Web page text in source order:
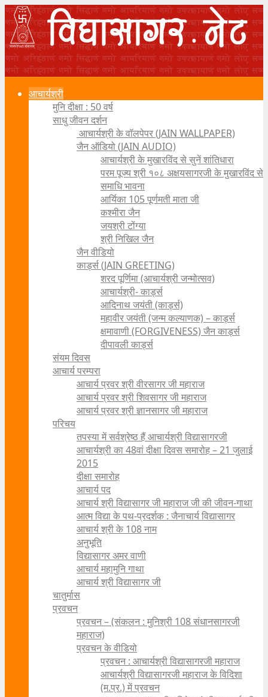
आचार्यश्री
मुनि दीक्षा : 50 वर्ष
साधु जीवन दर्शन
आचार्यश्री के वॉलपेपर (JAIN WALLPAPER)
जैन ऑडियो (JAIN AUDIO)
आचार्यश्री के मुखारविंद से सुनें शांतिधारा
परम पूज्य श्री १०८ अक्षयसागरजी के मुखारविंद से
समाधि भावना
आर्यिका 105 पूर्णमती माता जी
कश्मीरा जैन
जयश्री टोंग्या
श्री निखिल जैन
जैन वीडियो
कार्ड्स (JAIN GREETING)
शरद पूर्णिमा (आचार्यश्री जन्मोत्सव)
आचार्यश्री- कार्ड्स
आदिनाथ जयंती (कार्ड्स)
महावीर जयंती (जन्म कल्याणक) – कार्ड्स
क्षमावाणी (FORGIVENESS) जैन कार्ड्स
दीपावली कार्ड्स
संयम दिवस
आचार्य परम्परा
आचार्य प्रवर श्री वीरसागर जी महाराज
आचार्य प्रवर श्री शिवसागर जी महाराज
आचार्य प्रवर श्री ज्ञानसागर जी महाराज
परिचय
तपस्या में सर्वश्रेष्ठ हैं आचार्यश्री विद्यासागरजी
आचार्यश्री का 48वां दीक्षा दिवस समारोह – 21 जुलाई
2015
दीक्षा समारोह
आचार्य पद
आचार्य श्री विद्यासागर जी महाराज जी की जीवन-गाथा
आत्म विद्या के पथ-प्रदर्शक : जैनाचार्य विद्यासागर
आचार्य श्री के 108 नाम
अनुभूति
विद्यासागर अमर वाणी
आचार्य महामुनि गाथा
आचार्य श्री विद्यासागर जी
चातुर्मास
प्रवचन
प्रवचन – (संकलन : मुनिश्री 108 संधानसागरजी
महाराज)
प्रवचन के वीडियो
प्रवचन : आचार्यश्री ‍विद्यासागरजी महाराज
आचार्यश्री विद्यासागरजी महाराज के विदिशा
(म.प्र.) में प्रवचन